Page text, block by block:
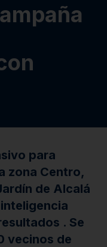
para
zona Centro,
de Alcalá
. Se
vecinos de